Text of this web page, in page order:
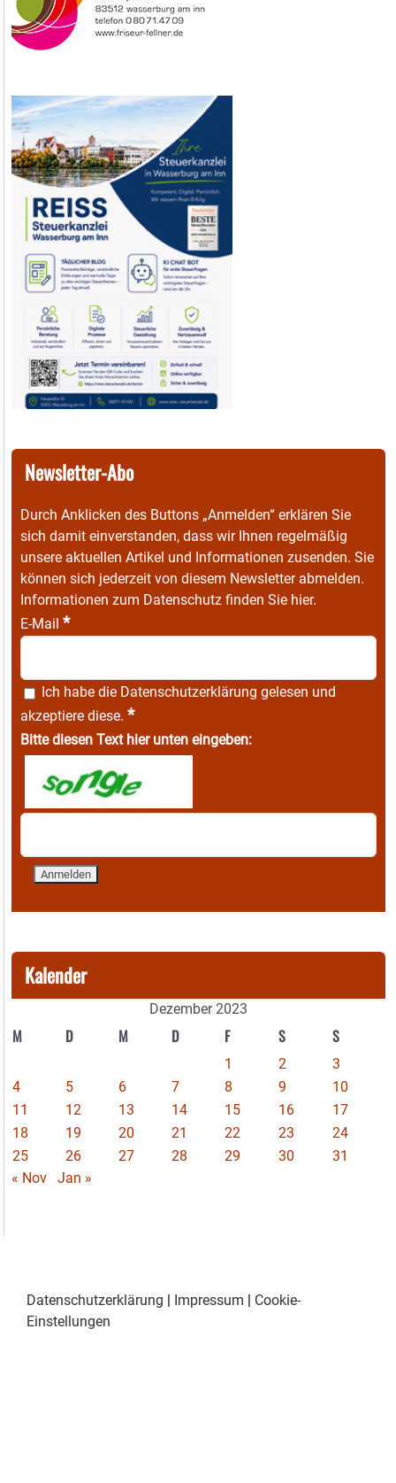
Newsletter-Abo
Durch Anklicken des Buttons „Anmelden“ erklären Sie
sich damit einverstanden, dass wir Ihnen regelmäßig
unsere aktuellen Artikel und Informationen zusenden. Sie
können sich jederzeit von diesem Newsletter abmelden.
Informationen zum Datenschutz finden Sie hier.
E-Mail *
Ich habe die Datenschutzerklärung gelesen und
akzeptiere diese. *
Bitte diesen Text hier unten eingeben:
Kalender
Dezember 2023
M D M D F S S
1 2
3
4
5 6 7 8 9
10
11
12 13 14 15 16
17
18
19 20 21 22 23
24
25
26 27 28 29 30
31
« Nov
Jan »
Datenschutzerklärung Impressum
Cookie-
Einstellungen